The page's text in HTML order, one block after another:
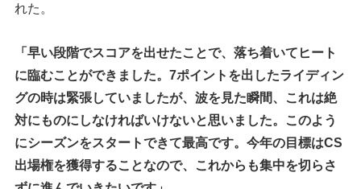
れた。
「早い段階でスコアを出せたことで、落ち着いてヒート
に臨むことができました。7ポイントを出したライディン
グの時は緊張していましたが、波を見た瞬間、これは絶
対にものにしなければいけないと思いました。このよう
にシーズンをスタートできて最高です。今年の目標はCS
出場権を獲得することなので、これからも集中を切らさ